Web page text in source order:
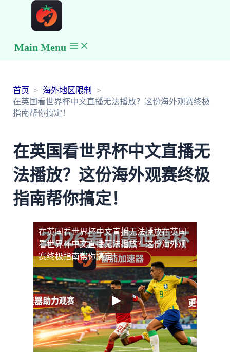
Main Menu
首页
海外地区限制
在英国看世界杯中文直播无法播放？这份海外观赛终极
指南帮你搞定！
在英国看世界杯中文直播无
法播放？这份海外观赛终极
指南帮你搞定！
在英国看世界杯中文直播无法播放在英国
看世界杯中文直播无法播放？这份海外观
赛终极指南帮你搞定！